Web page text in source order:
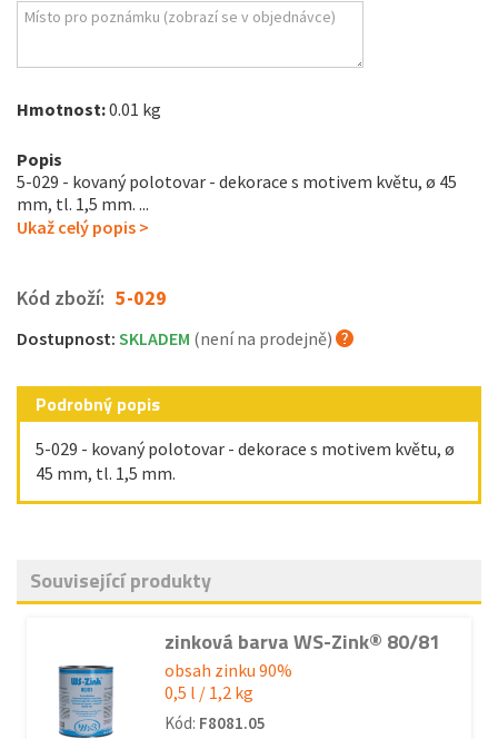
Hmotnost:0.01 kg
Popis
5-029 - kovaný polotovar - dekorace s motivem květu, ø 45
mm, tl. 1,5 mm . ...
Ukaž celý popis >
Kód zboží: 5-029
Dostupnost: SKLADEM (není na prodejně)
Podrobný popis
5-029 - kovaný polotovar - dekorace s motivem květu, ø
45 mm, tl. 1,5 mm .
Související produkty
zinková barva WS-Zink® 80/81
obsah zinku 90%
0,5 l / 1,2 kg
Kód: F8081.05